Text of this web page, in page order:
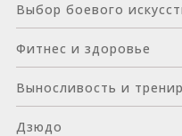
Выбор боевого
Фитнес и здоровье
Выносливость и
Дзюдо